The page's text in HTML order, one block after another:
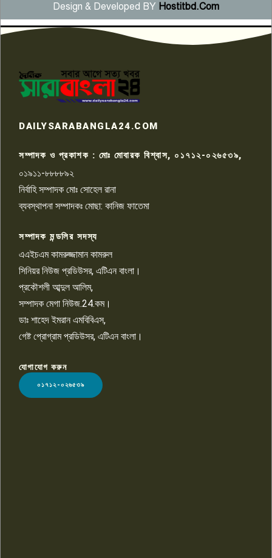
৬
সংবাদ সম্মেলনে অভিযোগ অস্বীকার
উদ্দেশ্য প্রণোদিত সংবাদ প্রকাশের
প্রতিবাদ নাজির হাসানের
৭
কেটে ঘরে ঢুকে স্কুল শিক্ষিকাকে হত্যা
টয়লেটের ট্যাংকি থেকে লাশ উদ্ধার
রাজশাহীতে সন্ত্রাসী হামলায় গুরুতর
চাঁদাবাজি ও হয়রানির অভিযোগ
১০
Design & Developed BY Hostitbd.Com
LOGO
DAILYSARABANGLA24.COM
সম্পাদক ও প্রকাশক : মোঃ মোবারক বিশ্বাস, ০১৭১২-০২৬৫৩৯,
০১৯১১-৮৮৮৮৯২
নির্বাহি সম্পাদক মোঃ সোহেল রানা
ব্যবস্থাপনা সম্পাদকঃ মোছা: কানিজ ফাতেমা
সম্পাদক মন্ডলির সদস্য
এএইচএম কামরুজ্জামান কামরুল
সিনিয়র নিউজ প্রডিউসর, এটিএন বাংলা।
প্রকৌশলী আব্দুল আলিম,
সম্পাদক মেগা নিউজ.24.কম।
ডাঃ শাহেদ ইমরান এমবিবিএস,
গেষ্ট প্রোগ্রাম প্রডিউসর, এটিএন বাংলা।
যোগাযোগ করুন
০১৭১২-০২৬৫৩৯